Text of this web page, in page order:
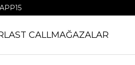
LAST CALLMAĞAZALAR